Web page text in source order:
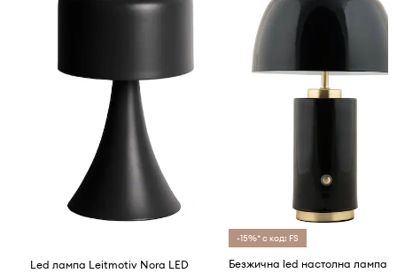
Led лампа Leitmotiv Nora LED
-15%* с код: FS